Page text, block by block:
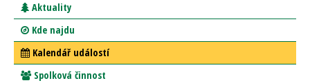
Aktuality
Kde najdu
Kalendář událostí
Spolková činnost